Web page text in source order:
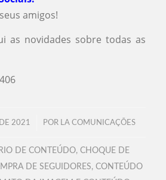
amigos!
as novidades sobre todas as
2021
/ POR LA COMUNICAÇÕES
DE CONTEÚDO,CHOQUE DE
DE SEGUIDORES, CONTEÚDO